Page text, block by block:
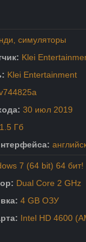
симуляторы
Klei
Klei Entertainment
30 июл 2019
1.5 Гб
7 (64 bit) 64 бит!
Dual Core 2 GHz
4 GB ОЗУ
Intel HD 4600